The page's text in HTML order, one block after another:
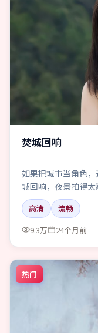
焚城回响
如果把城市当角色
城回响，夜景拍得太
高清
流畅
9.3万
24个月前
热门